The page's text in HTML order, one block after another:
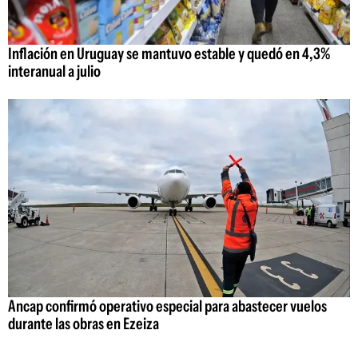
Inflación en Uruguay se mantuvo estable y quedó en 4,3%
interanual a julio
Ancap confirmó operativo especial para abastecer vuelos
durante las obras en Ezeiza